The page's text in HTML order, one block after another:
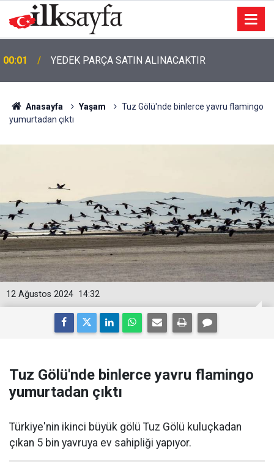
00:01 TEMİZLİK MALZEMESİ SATIN ALINACAKTIR
Anasayfa Yaşam
Tuz Gölü'nde binlerce yavru flamingo
yumurtadan çıktı
14:32
12 Ağustos 2024
Tuz Gölü'nde binlerce yavru flamingo
yumurtadan çıktı
Türkiye'nin ikinci büyük gölü Tuz Gölü kuluçkadan
çıkan 5 bin yavruya ev sahipliği yapıyor.